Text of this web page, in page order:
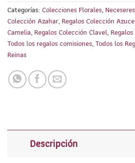
Categorías: Colecciones Florales,
Colección Azahar, Regalos Colección
Camelia, Regalos Colección Clavel,
Todos los regalos comisiones,Todos los
Reinas
Descripción